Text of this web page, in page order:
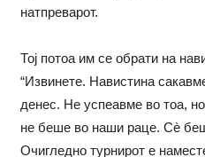
натпреварот.
Тој потоа им се обрати на
“Извинете. Навистина
денес. Не успеавме во тоа,
не беше во наши раце. Сè
Очигледно турнирот е